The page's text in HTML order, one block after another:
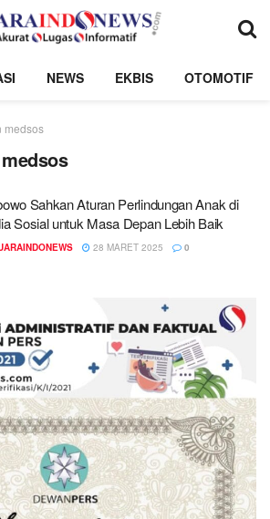
NEWS EKBIS OTOMOTIF
medsos
Sahkan Aturan Perlindungan Anak di
Sosial untuk Masa Depan Lebih Baik
28 MARET 2025 0